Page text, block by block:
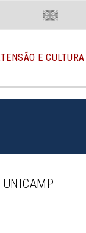
Menu
Superior
Direito
En
E CULTURA
UNICAMP